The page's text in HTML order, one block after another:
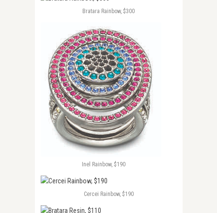
Bratara Rainbow, $300
Inel Rainbow, $190
Cercei Rainbow, $190